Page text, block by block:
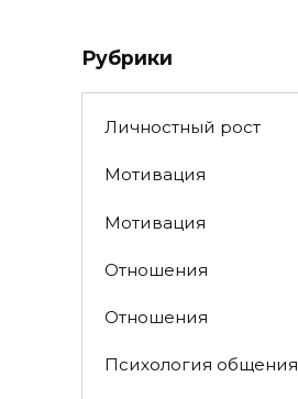
Рубрики
Личностный рост
Мотивация
Мотивация
Отношения
Отношения
Психология общения